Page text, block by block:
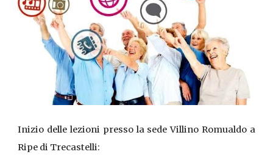
Inizio delle lezioni presso la sede Villino Romualdo a
Ripe di Trecastelli: